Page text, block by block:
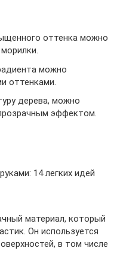
оттенка можно
можно
оттенками.
дерева, можно
эффектом.
материал, который
Он используется
в том числе